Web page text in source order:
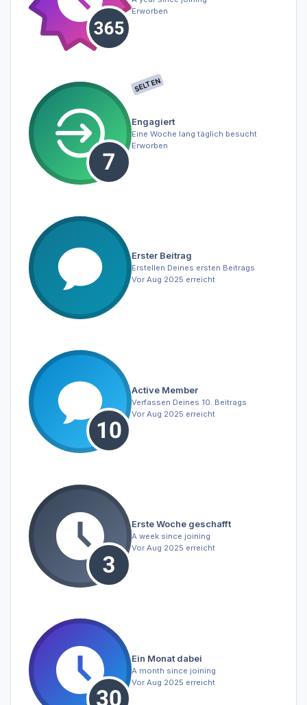
Erworben
SELTEN
Engagiert
Eine Woche lang täglich besucht
Erworben
Erster Beitrag
Erstellen Deines ersten Beitrags
Vor Aug 2025 erreicht
Active Member
Verfassen Deines 10. Beitrags
Vor Aug 2025 erreicht
Erste Woche geschafft
A week since joining
Vor Aug 2025 erreicht
Ein Monat dabei
A month since joining
Vor Aug 2025 erreicht